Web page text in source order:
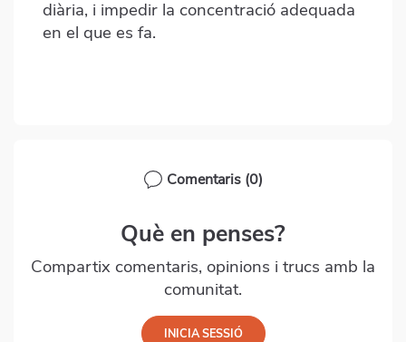
diària, i impedir la concentració adequada
en el que es fa.
Comentaris (0)
Què en penses?
Compartix comentaris, opinions i trucs amb la
comunitat.